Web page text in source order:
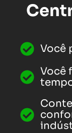
Você
Você